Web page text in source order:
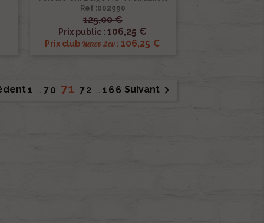
Ref :002990
125,00 €
Prix public :106,25 €
Prix club Renov 2cv :106,25 €
 Aperçu rapide
1 … 70 71 72 … 166 Suivant